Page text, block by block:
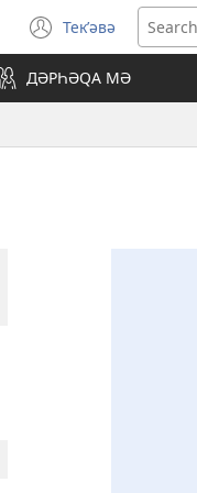
Текʹәвә
(opens
new
window)
ДӘРҺӘԚА МӘ